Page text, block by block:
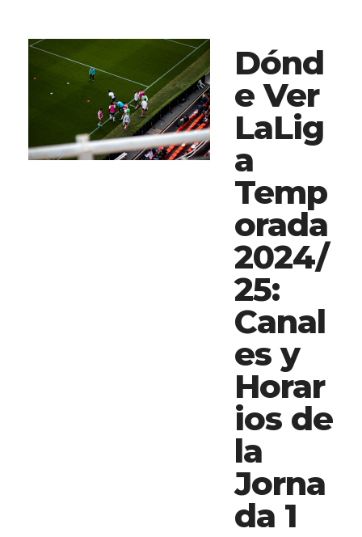
Dónd
e Ver
LaLig
a
Temp
orada
2024/
25:
Canal
es y
Horar
ios de
la
Jorna
da 1